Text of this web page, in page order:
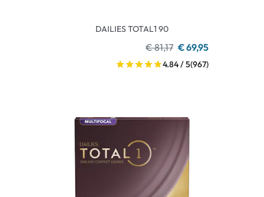
DAILIES TOTAL1 90
€ 81,17 € 69,95
4.84 / 5(967)